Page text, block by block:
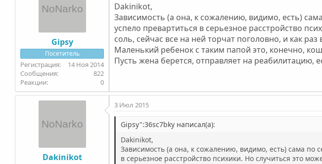
Gipsy
Посетитель
14 Ноя 2014
822
0
Dakinikot,
Зависимость (а она, к сожалению, видимо, есть)
успело превартиться в серьезное расстройство
соль, сейчас все на ней торчат поголовно, и как
Маленький ребенок с таким папой это, конечно,
Пусть жена берется, отправляет на реабилитацию,
Dakinikot
3 Июл 2015
Gipsy":36sc7bky написал(а):
Dakinikot,
Зависимость (а она, к сожалению, видимо, есть) сама по
в серьезное расстройство психики. Но случиться это